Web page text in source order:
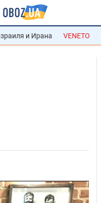
и Ирана VENETO